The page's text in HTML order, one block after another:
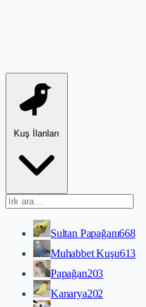
Kuş İlanları
Sultan Papağanı668
Muhabbet Kuşu613
Papağan203
Kanarya202